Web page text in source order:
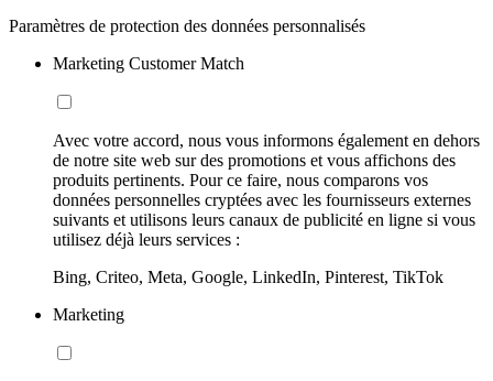
Paramètres de protection des données personnalisés
Marketing Customer Match
Avec votre accord, nous vous informons également en dehors
de notre site web sur des promotions et vous affichons des
produits pertinents. Pour ce faire, nous comparons vos
données personnelles cryptées avec les fournisseurs externes
suivants et utilisons leurs canaux de publicité en ligne si vous
utilisez déjà leurs services :
Bing, Criteo, Meta, Google, LinkedIn, Pinterest, TikTok
Marketing